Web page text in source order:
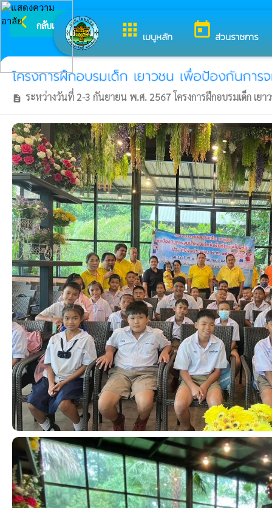
apps เมนูหลัก today ส่วนราชการ
arrow_back_ios กลับเมนูหลัก ยินดีต้อนรับสู่เว็บไซต์ของ อ
โครงการฝึกอบรมเด็ก เยาวชน เพื่อป้องกันกา
description ระหว่างวันที่ 2-3 กันยายน พ.ศ. 2567 โครงการฝึกอบรมเด็ก เ